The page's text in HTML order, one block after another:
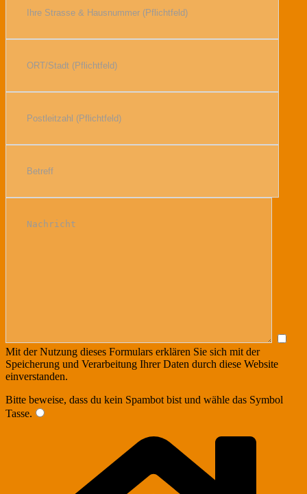
Mit der Nutzung dieses Formulars erklären Sie sich mit der
Speicherung und Verarbeitung Ihrer Daten durch diese Website
einverstanden.
Bitte beweise, dass du kein Spambot bist und wähle das Symbol
Tasse.